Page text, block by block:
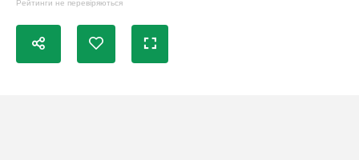
Рейтинги не перевіряються